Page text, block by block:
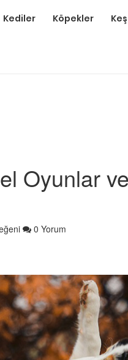
Kediler Köpekler
Oyunlar
0 Yorum
Ünlü Sözler ve